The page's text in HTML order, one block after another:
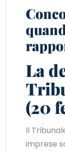
La
(20
Il
imprese